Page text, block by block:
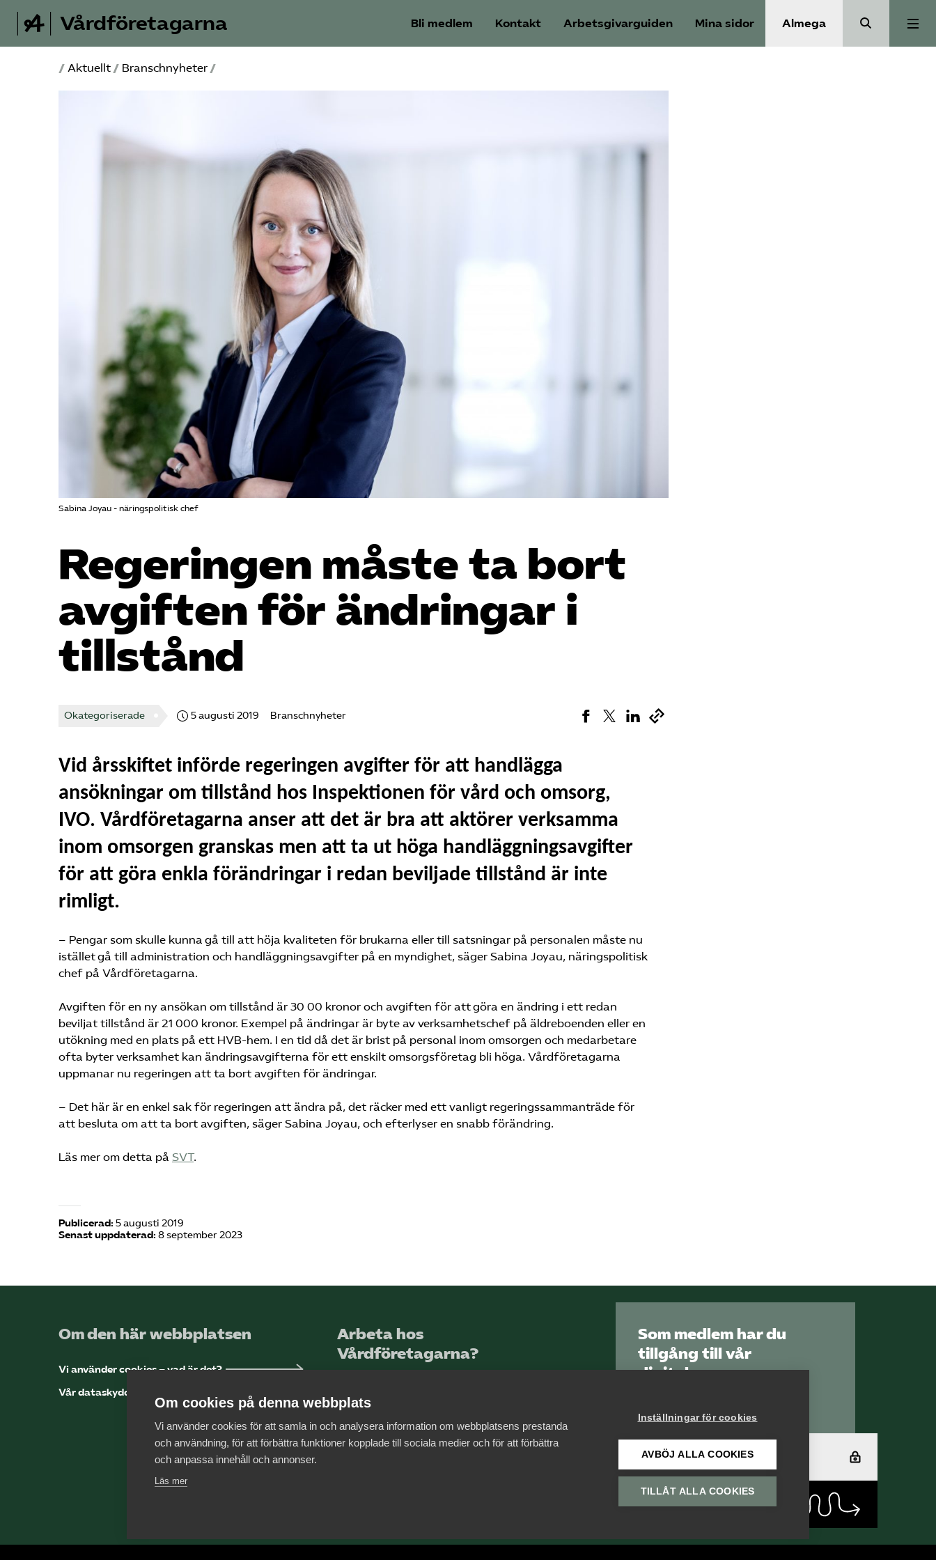
Vårdföretagarna Bli medlem Kontakt Arbetsgivarguiden Mina sidor Almega
/ Aktuellt / Branschnyheter /
Sabina Joyau - näringspolitisk chef
Regeringen måste ta bort
avgiften för ändringar i
tillstånd
Okategoriserade 5 augusti 2019 Branschnyheter
Vid årsskiftet införde regeringen avgifter för att handlägga
ansökningar om tillstånd hos Inspektionen för vård och omsorg,
IVO. Vårdföretagarna anser att det är bra att aktörer verksamma
inom omsorgen granskas men att ta ut höga handläggningsavgifter
för att göra enkla förändringar i redan beviljade tillstånd är inte
rimligt.
– Pengar som skulle kunna gå till att höja kvaliteten för brukarna eller till satsningar på personalen måste nu
istället gå till administration och handläggningsavgifter på en myndighet, säger Sabina Joyau, näringspolitisk
chef på Vårdföretagarna.
Avgiften för en ny ansökan om tillstånd är 30 00 kronor och avgiften för att göra en ändring i ett redan
beviljat tillstånd är 21 000 kronor. Exempel på ändringar är byte av verksamhetschef på äldreboenden eller en
utökning med en plats på ett HVB-hem. I en tid då det är brist på personal inom omsorgen och medarbetare
ofta byter verksamhet kan ändringsavgifterna för ett enskilt omsorgsföretag bli höga. Vårdföretagarna
uppmanar nu regeringen att ta bort avgiften för ändringar.
– Det här är en enkel sak för regeringen att ändra på, det räcker med ett vanligt regeringssammanträde för
att besluta om att ta bort avgiften, säger Sabina Joyau, och efterlyser en snabb förändring.
Läs mer om detta på SVT.
Publicerad: 5 augusti 2019
Senast uppdaterad: 8 september 2023
Om den här webbplatsen
Vi använder cookies – vad är det?
Vår dataskyddspolicy
Arbeta hos
Vårdföretagarna?
Som medlem har du
tillgång till vår
digitala
Arbetsgivarguiden
Logga in
Bli medlem
Om cookies på denna webbplats
Vi använder cookies för att samla in och analysera information om webbplatsens prestanda
och användning, för att förbättra funktioner kopplade till sociala medier och för att förbättra
och anpassa innehåll och annonser.
Läs mer
Inställningar för cookies
AVBÖJ ALLA COOKIES
TILLÅT ALLA COOKIES